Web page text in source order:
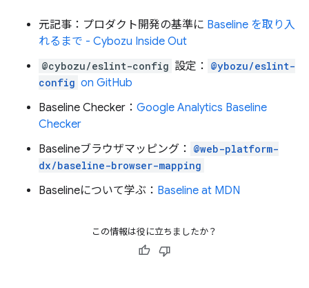
元記事：プロダクト開発の基準に Baseline を取り入
れるまで - Cybozu Inside Out
@cybozu/eslint-config 設定： @ybozu/eslint-
config on GitHub
Baseline Checker： Google Analytics Baseline
Checker
Baselineブラウザマッピング： @web-platform-
dx/baseline-browser-mapping
Baselineについて学ぶ： Baseline at MDN
この情報は役に立ちましたか？